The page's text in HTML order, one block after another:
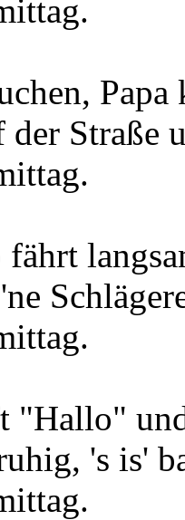
Straße
"Hallo"
's is'